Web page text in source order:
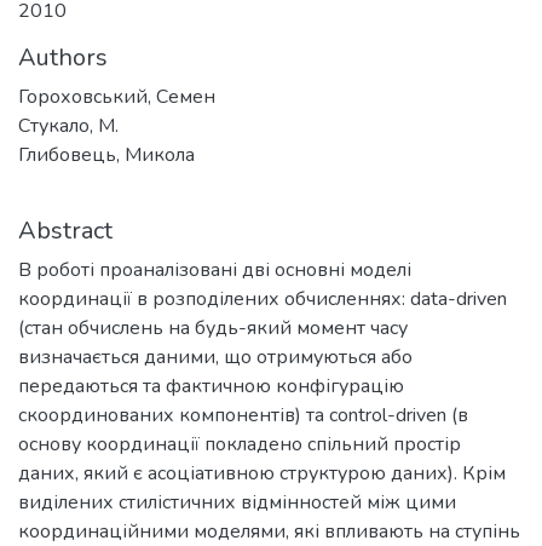
2010
Authors
Гороховський, Семен
Стукало, М.
Глибовець, Микола
Abstract
В роботі проаналізовані дві основні моделі
координації в розподілених обчисленнях: data-driven
(стан обчислень на будь-який момент часу
визначається даними, що отримуються або
передаються та фактичною конфігурацію
скоординованих компонентів) та control-driven (в
основу координації покладено спільний простір
даних, який є асоціативною структурою даних). Крім
виділених стилістичних відмінностей між цими
координаційними моделями, які впливають на ступінь